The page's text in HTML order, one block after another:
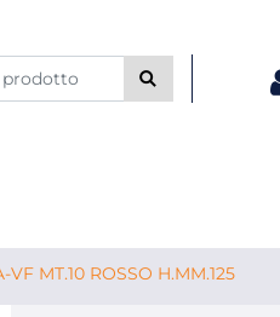
MT.10 ROSSO H.MM.125